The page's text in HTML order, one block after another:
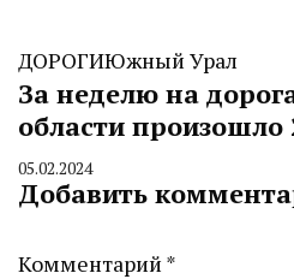
ДОРОГИЮжный Урал
За неделю на
области
By
CHELINDUSTRY
05.02.2024
Добавить
Комментарий *